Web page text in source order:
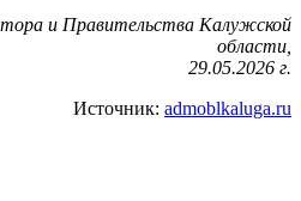
и Правительства Калужской
области,
29.05.2026 г.
Источник: admoblkaluga.ru